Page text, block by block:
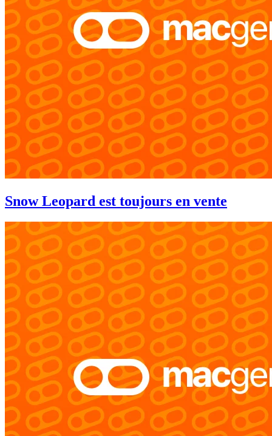
Snow Leopard est toujours en vente